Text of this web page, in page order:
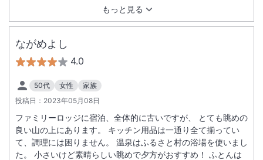
もっと見る
ながめよし
4.0
50代 女性
家族
投稿日： 2023年05月08日
ファミリーロッジに宿泊、全体的に古いですが、 とても眺めの
良い山の上にあります。 キッチン用品は一通り全て揃ってい
て、調理には困りません。 温泉はふるさと村の浴場を使いまし
た。 小さいけど素晴らしい眺めで夕方がおすすめ！ ふとんは